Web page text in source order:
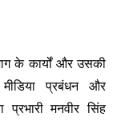
के कार्यों और उसकी
प्रबंधन और
मनवीर सिंह